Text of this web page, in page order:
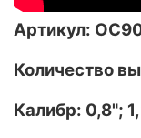
Артикул:
Количество
Калибр: 0,8";